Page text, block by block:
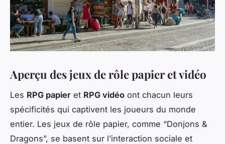
Aperçu des jeux de rôle papier et vidéo
Les RPG papier et RPG vidéo ont chacun leurs
spécificités qui captivent les joueurs du monde
entier. Les jeux de rôle papier, comme “Donjons &
Dragons”, se basent sur l’interaction sociale et